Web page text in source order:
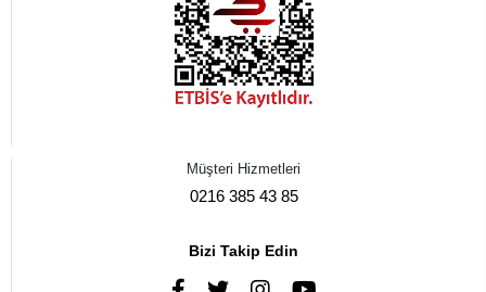
Müşteri Hizmetleri
0216 385 43 85
Bizi Takip Edin